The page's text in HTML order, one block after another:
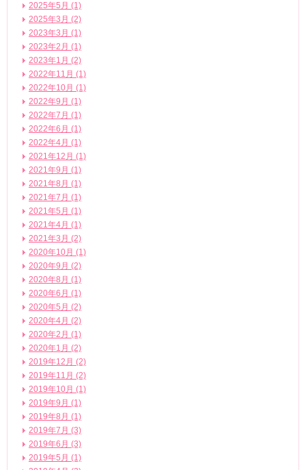
2025年5月 (1)
2025年3月 (2)
2023年3月 (1)
2023年2月 (1)
2023年1月 (2)
2022年11月 (1)
2022年10月 (1)
2022年9月 (1)
2022年7月 (1)
2022年6月 (1)
2022年4月 (1)
2021年12月 (1)
2021年9月 (1)
2021年8月 (1)
2021年7月 (1)
2021年5月 (1)
2021年4月 (1)
2021年3月 (2)
2020年10月 (1)
2020年9月 (2)
2020年8月 (1)
2020年6月 (1)
2020年5月 (2)
2020年4月 (2)
2020年2月 (1)
2020年1月 (2)
2019年12月 (2)
2019年11月 (2)
2019年10月 (1)
2019年9月 (1)
2019年8月 (1)
2019年7月 (3)
2019年6月 (3)
2019年5月 (1)